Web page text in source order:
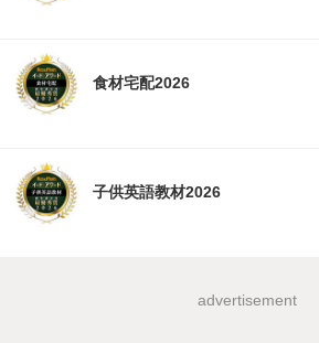
食材宅配2026
子供英語教材2026
advertisement